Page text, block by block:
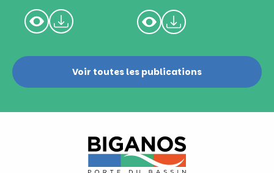
Voir toutes les publications